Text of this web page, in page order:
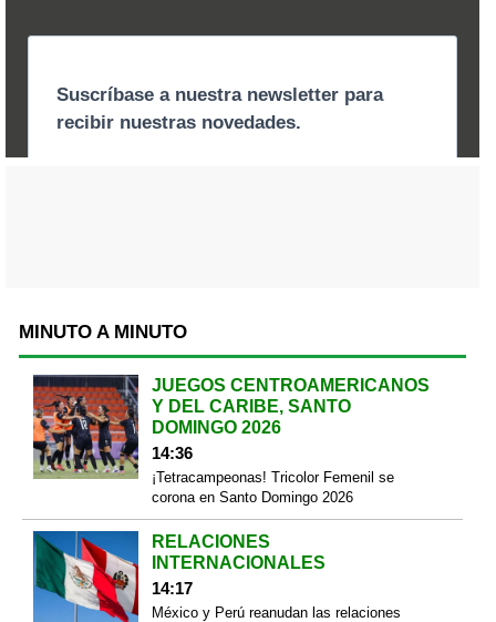
MINUTO A MINUTO
JUEGOS CENTROAMERICANOS
Y DEL CARIBE, SANTO
DOMINGO 2026
14:36
¡Tetracampeonas! Tricolor Femenil se
corona en Santo Domingo 2026
RELACIONES
INTERNACIONALES
14:17
México y Perú reanudan las relaciones